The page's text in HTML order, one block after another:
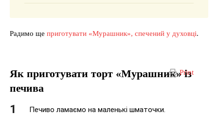
Радимо ще приготувати «Мурашник», спечений у духовці.
Print
Як приготувати торт «Мурашник» із
печива
Печиво ламаємо на маленькі шматочки.